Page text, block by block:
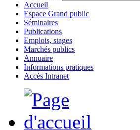
Accueil
Espace Grand public
Séminaires
Publications
Emplois, stages
Marchés publics
Annuaire
Informations pratiques
Accès Intranet